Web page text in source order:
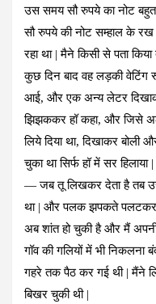
उस समय सौ रुपये का नोट बहुत
सौ रुपये की नोट सम्हाल के रख
रहा था | मैने किसी से पता किया
कुछ दिन बाद वह लड़की
आई, और एक अन्य लेटर
झिझककर हॉ कहा, और जिसे
लिये दिया था, दिखाकर बोली
चुका था सिर्फ हॉ में सर
— जब तू लिखकर देता है तब
था | और पलक झपकते पलटकर
अब शांत हो चुकी है और मैं
गॉव की गलियों में भी निकलना
गहरे तक पैठ कर गई थी | मैंने
बिखर चुकी थी |